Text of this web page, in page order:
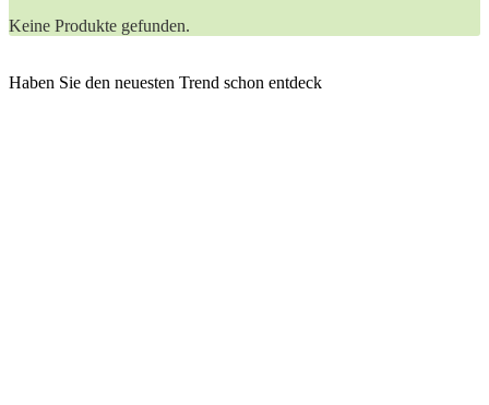
Keine Produkte gefunden.
Haben Sie den neuesten Trend schon entdeck